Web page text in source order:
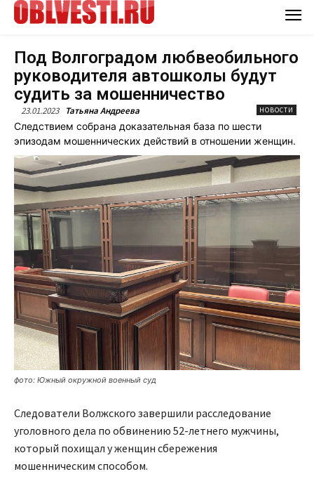
Под Волгоградом любвеобильного
руководителя автошколы будут
судить за мошенничество
23.01.2023 Татьяна Андреева НОВОСТИ
Следствием собрана доказательная база по шести
эпизодам мошеннических действий в отношении женщин.
фото: Южный окружной военный суд
Следователи Волжского завершили расследование
уголовного дела по обвинению 52-летнего мужчины,
который похищал у женщин сбережения
мошенническим способом.